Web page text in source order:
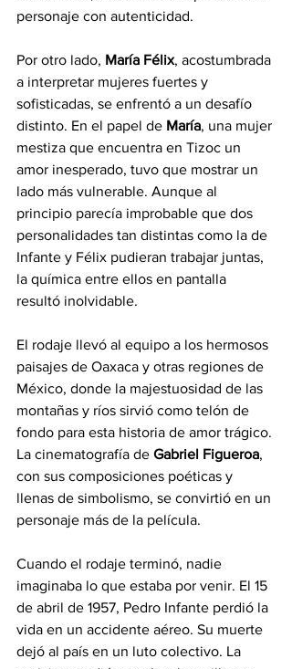
personaje con autenticidad.
Por otro lado, María Félix, acostumbrada
a interpretar mujeres fuertes y
sofisticadas, se enfrentó a un desafío
distinto. En el papel de María, una mujer
mestiza que encuentra en Tizoc un
amor inesperado, tuvo que mostrar un
lado más vulnerable. Aunque al
principio parecía improbable que dos
personalidades tan distintas como la de
Infante y Félix pudieran trabajar juntas,
la química entre ellos en pantalla
resultó inolvidable.
El rodaje llevó al equipo a los hermosos
paisajes de Oaxaca y otras regiones de
México, donde la majestuosidad de las
montañas y ríos sirvió como telón de
fondo para esta historia de amor trágico.
La cinematografía de Gabriel Figueroa,
con sus composiciones poéticas y
llenas de simbolismo, se convirtió en un
personaje más de la película.
Cuando el rodaje terminó, nadie
imaginaba lo que estaba por venir. El 15
de abril de 1957, Pedro Infante perdió la
vida en un accidente aéreo. Su muerte
dejó al país en un luto colectivo. La